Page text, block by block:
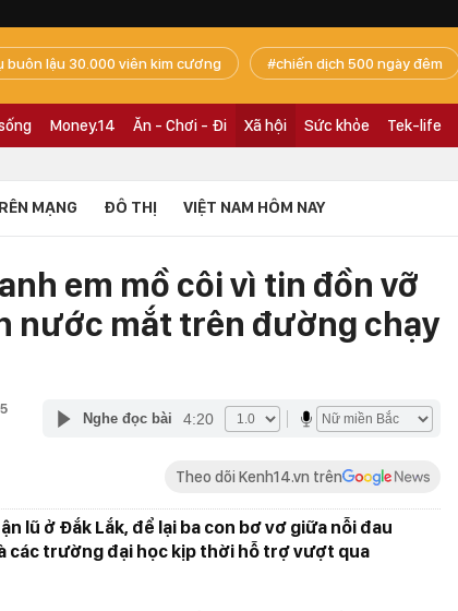
buôn lậu 30.000 viên kim cương chiến dịch 500 ngày đêm
Money.14 Ăn - Chơi - Đi Xã hội Sức khỏe Tek-life
MẠNG ĐÔ THỊ VIỆT NAM HÔM NAY
em mồ côi vì tin đồn vỡ
nước mắt trên đường chạy
Nghe đọc bài 4:20
Theo dõi Kenh14.vn trên
lũ ở Đắk Lắk, để lại ba con bơ vơ giữa nỗi đau
các trường đại học kịp thời hỗ trợ vượt qua